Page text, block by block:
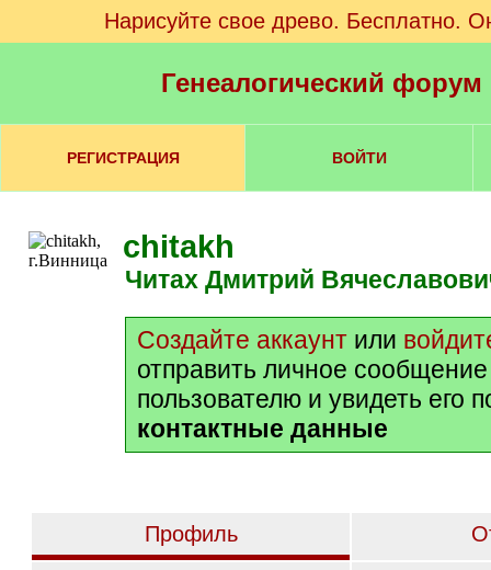
Нарисуйте свое древо. Бесплатно.
Генеалогический
РЕГИСТРАЦИЯ ВОЙТИ
chitakh
Читах Дмитрий
Создайте аккаунт или
отправить личное
пользователю и увидеть его
контактные данные
Профиль